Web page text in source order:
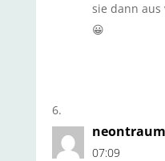
sie dann
😀
07:09